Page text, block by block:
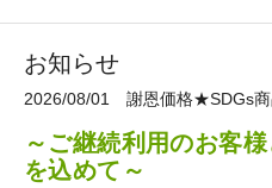
お知らせ
2026/08/01 謝恩価格★SDGs商
～ご継続利用のお客
を込めて～